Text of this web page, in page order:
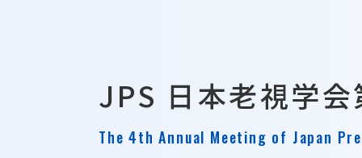
JPS 日本老視学
The 4th Annual Meeting of Japan